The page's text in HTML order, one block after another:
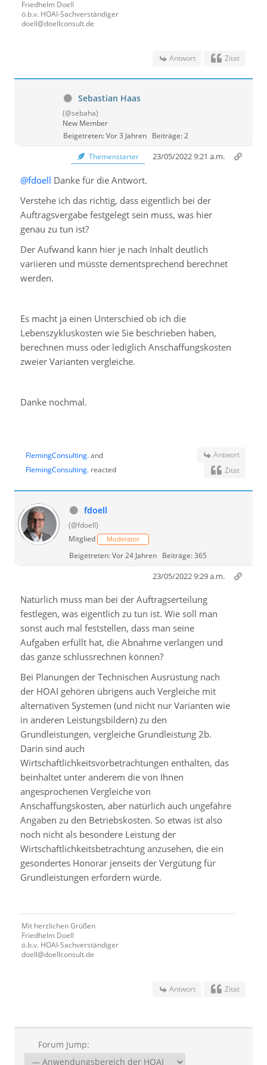
Friedhelm Doell
ö.b.v. HOAI-Sachverständiger
doell@doellconsult.de
Antwort Zitat
Sebastian Haas
(@sebaha)
New Member
Beigetreten: Vor 3 Jahren Beiträge: 2
Themenstarter 23/05/2022 9:21 a.m.
@fdoell Danke für die Antwort.
Verstehe ich das richtig, dass eigentlich bei der
Auftragsvergabe festgelegt sein muss, was hier
genau zu tun ist?
Der Aufwand kann hier je nach Inhalt deutlich
variieren und müsste dementsprechend berechnet
werden.
Es macht ja einen Unterschied ob ich die
Lebenszykluskosten wie Sie beschrieben haben,
berechnen muss oder lediglich Anschaffungskosten
zweier Varianten vergleiche.
Danke nochmal.
FlemingConsulting.and
FlemingConsulting. reacted
Antwort
Zitat
fdoell
(@fdoell)
Mitglied
Moderator
Beigetreten: Vor 24 Jahren Beiträge: 365
23/05/2022 9:29 a.m.
Natürlich muss man bei der Auftragserteilung
festlegen, was eigentlich zu tun ist. Wie soll man
sonst auch mal feststellen, dass man seine
Aufgaben erfüllt hat, die Abnahme verlangen und
das ganze schlussrechnen können?
Bei Planungen der Technischen Ausrüstung nach
der HOAI gehören übrigens auch Vergleiche mit
alternativen Systemen (und nicht nur Varianten wie
in anderen Leistungsbildern) zu den
Grundleistungen, vergleiche Grundleistung 2b.
Darin sind auch
Wirtschaftlichkeitsvorbetrachtungen enthalten, das
beinhaltet unter anderem die von Ihnen
angesprochenen Vergleiche von
Anschaffungskosten, aber natürlich auch ungefähre
Angaben zu den Betriebskosten. So etwas ist also
noch nicht als besondere Leistung der
Wirtschaftlichkeitsbetrachtung anzusehen, die ein
gesondertes Honorar jenseits der Vergütung für
Grundleistungen erfordern würde.
Mit herzlichen Grüßen
Friedhelm Doell
ö.b.v. HOAI-Sachverständiger
doell@doellconsult.de
Antwort Zitat
Forum Jump: